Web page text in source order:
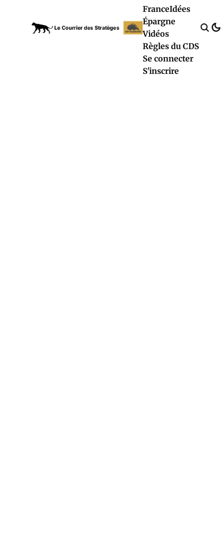
FranceIdées
Épargne
Vidéos
Règles du CDS
Se connecter
S'inscrire